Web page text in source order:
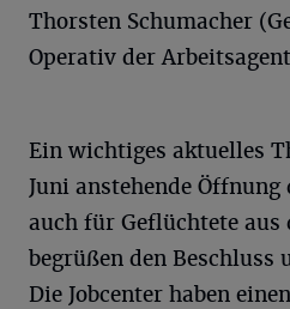
Thorsten Schumacher
Operativ der
Ein wichtiges aktuelles
Juni anstehende
auch für Geflüchtete
begrüßen den Beschluss
Die Jobcenter haben